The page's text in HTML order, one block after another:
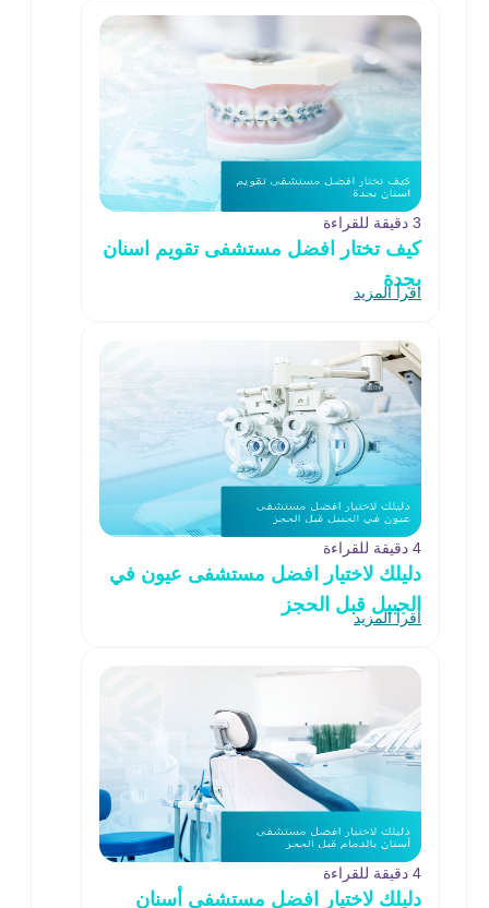
3 دقيقة للقراءة
كيف تختار افضل مستشفى تقويم اسنان
بجدة
اقرأ المزيد
4 دقيقة للقراءة
دليلك لاختيار افضل مستشفى عيون في
الجبيل قبل الحجز
اقرأ المزيد
4 دقيقة للقراءة
دليلك لاختيار افضل مستشفى أسنان